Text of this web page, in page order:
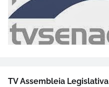
TV Assembleia Legislativa